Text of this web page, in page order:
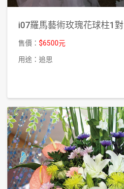
i07羅馬藝術玫瑰花球柱1對
售價： $6500元
用途：追思